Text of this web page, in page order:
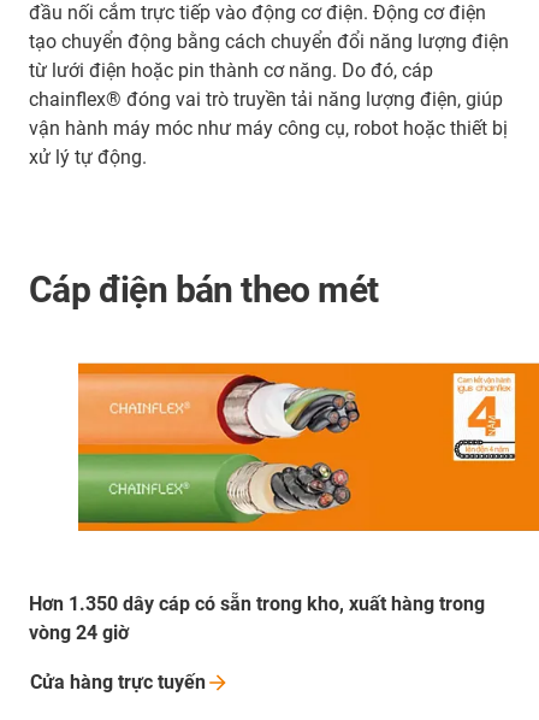
đầu nối cắm trực tiếp vào động cơ điện. Động cơ điện
tạo chuyển động bằng cách chuyển đổi năng lượng điện
từ lưới điện hoặc pin thành cơ năng. Do đó, cáp
chainflex® đóng vai trò truyền tải năng lượng điện, giúp
vận hành máy móc như máy công cụ, robot hoặc thiết bị
xử lý tự động.
Cáp điện bán theo mét
Hơn 1.350 dây cáp có sẵn trong kho, xuất hàng trong
vòng 24 giờ
Cửa hàng trực tuyến